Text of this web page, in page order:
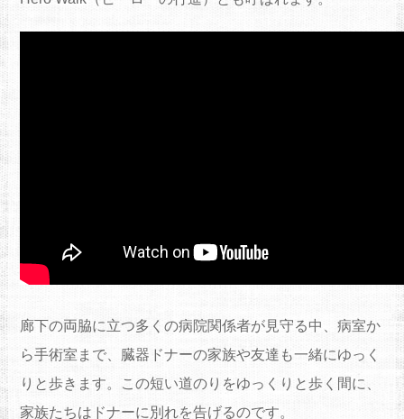
廊下の両脇に立つ多くの病院関係者が見守る中、病室か
ら手術室まで、臓器ドナーの家族や友達も一緒にゆっく
りと歩きます。この短い道のりをゆっくりと歩く間に、
家族たちはドナーに別れを告げるのです。